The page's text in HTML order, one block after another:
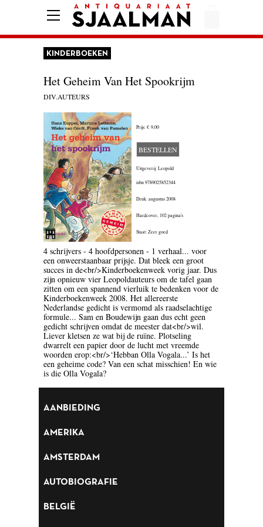
AANBIEDING
AMERIKA
AMSTERDAM
AUTOBIOGRAFIE
BIOGRAFIE
BLOEMLEZING
BOEKENWEEK GESCHENK
BRIEVEN
CARTOONS
NEDERLAND
DUITSLAND
ENGELAND
ENGELSTALIG
KINDERBOEKEN
Het Geheim Van Het Spookrijm
DIV.AUTEURS
Prijs: € 9,00
BESTELLEN
Uitgeverij: Leopold
isbn 9789025852344
Druk: augustus 2008
Hardcover, 102 pagina's
Staat: Zeer goed
4 schrijvers - 4 hoofdpersonen - 1 verhaal... voor
een onweerstaanbaar prijsje. Dat bleek een groot
succes in de<br/>Kinderboekenweek vorig jaar. Dus
zijn opnieuw vier Leopoldauteurs om de tafel gaan
zitten om een spannend vierluik te bedenken voor de
Kinderboekenweek 2008. Het allereerste
Nederlandse gedicht is vermomd als raadselachtige
formule... Sam en Boudewijn gaan dus echt geen
gedicht schrijven omdat de meester dat<br/>wil.
Liever kletsen ze wat bij de ruïne. Plotseling
dwarrelt een papier door de lucht met vreemde
woorden erop:<br/>‘Hebban Olla Vogala...’ Is het
een geheime code? Van een schat misschien! En wie
is die Olla Vogala?
AANBIEDING
AMERIKA
AMSTERDAM
AUTOBIOGRAFIE
BELGIË